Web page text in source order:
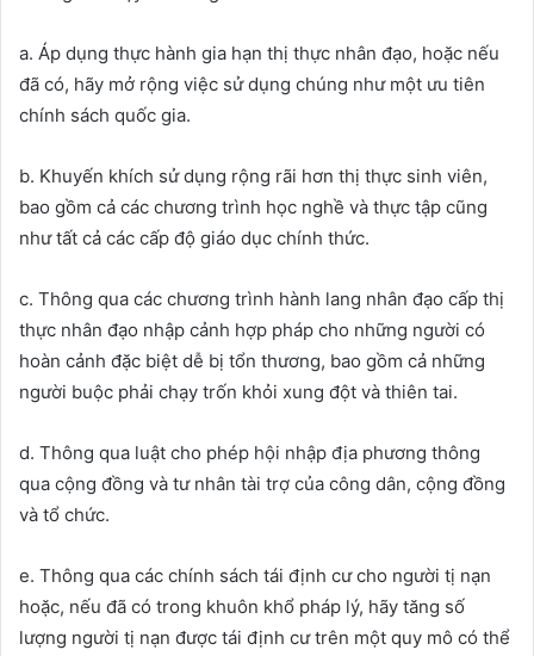
a. Áp dụng thực hành gia hạn thị thực nhân đạo, hoặc nếu
đã có, hãy mở rộng việc sử dụng chúng như một ưu tiên
chính sách quốc gia.
b. Khuyến khích sử dụng rộng rãi hơn thị thực sinh viên,
bao gồm cả các chương trình học nghề và thực tập cũng
như tất cả các cấp độ giáo dục chính thức.
c. Thông qua các chương trình hành lang nhân đạo cấp thị
thực nhân đạo nhập cảnh hợp pháp cho những người có
hoàn cảnh đặc biệt dễ bị tổn thương, bao gồm cả những
người buộc phải chạy trốn khỏi xung đột và thiên tai.
d. Thông qua luật cho phép hội nhập địa phương thông
qua cộng đồng và tư nhân tài trợ của công dân, cộng đồng
và tổ chức.
e. Thông qua các chính sách tái định cư cho người tị nạn
hoặc, nếu đã có trong khuôn khổ pháp lý, hãy tăng số
lượng người tị nạn được tái định cư trên một quy mô có thể